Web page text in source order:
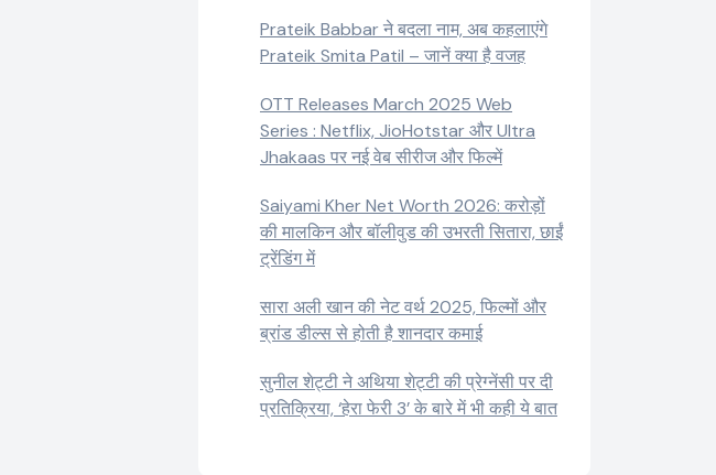
Prateik Babbar ने बदला नाम, अब कहलाएंगे
Prateik Smita Patil – जानें क्या है वजह
OTT Releases March 2025 Web
Series : Netflix, JioHotstar और Ultra
Jhakaas पर नई वेब सीरीज और फिल्में
Saiyami Kher Net Worth 2026: करोड़ों
की मालकिन और बॉलीवुड की उभरती सितारा, छाईं
ट्रेंडिंग में
सारा अली खान की नेट वर्थ 2025, फिल्मों और
ब्रांड डील्स से होती है शानदार कमाई
सुनील शेट्टी ने अथिया शेट्टी की प्रेग्नेंसी पर दी
प्रतिक्रिया, ‘हेरा फेरी 3’ के बारे में भी कही ये बात